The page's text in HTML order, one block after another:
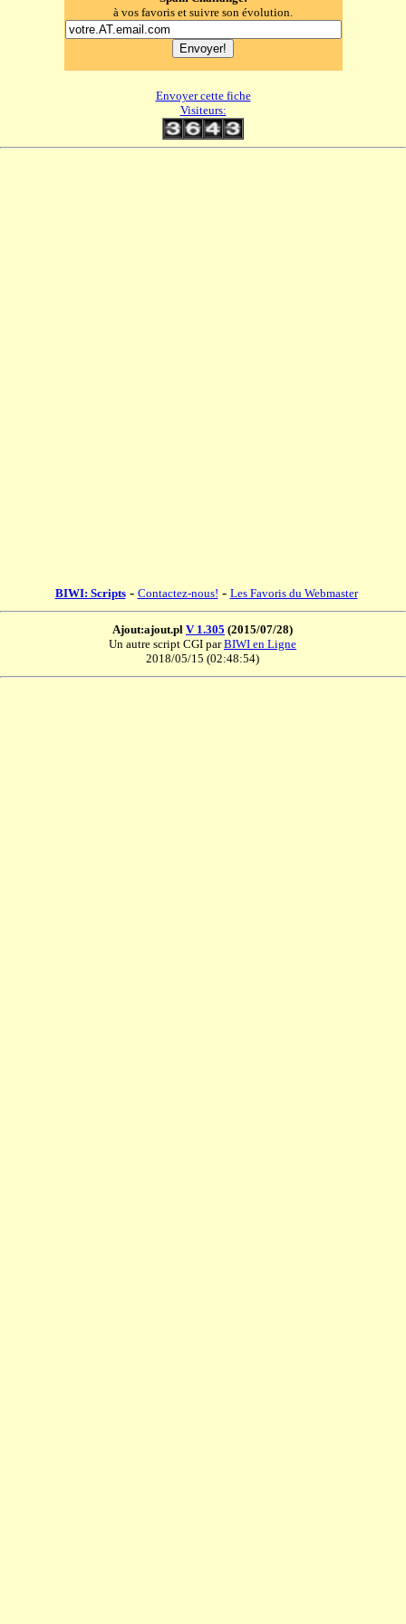
à vos favoris et suivre son évolution.
Envoyer cette fiche
Visiteurs:
BIWI: Scripts- Contactez-nous! - Les Favoris du Webmaster
Ajout:ajout.pl V 1.305 (2015/07/28)
Un autre script CGI parBIWI en Ligne
2018/05/15 (02:48:54)